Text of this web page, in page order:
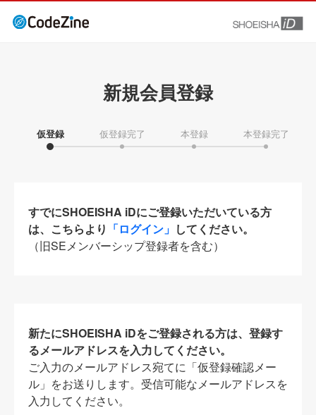
新規会員登録
仮登録 仮登録完了 本登録 本登録完了
すでにSHOEISHA iDにご登録いただいている方
は、こちらより 「ログイン」 してください。
（旧SEメンバーシップ登録者を含む）
新たにSHOEISHA iDをご登録される方は、登録す
るメールアドレスを入力してください。
ご入力のメールアドレス宛てに「仮登録確認メー
ル」をお送りします。受信可能なメールアドレスを
入力してください。